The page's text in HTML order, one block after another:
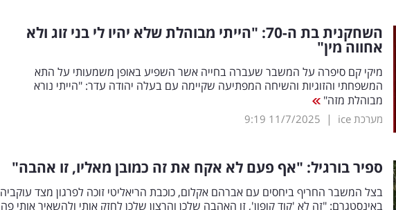
השחקנית בת ה-70: "הייתי מבוהלת שלא יהיו לי בני זוג ולא
אחווה מין"
מיקי קם סיפרה על המשבר שעברה בחייה אשר השפיע באופן משמעותי על התא
המשפחתי והזוגיות והשיחה המפתיעה שקיימה עם בעלה יהודה עדר: "הייתי נורא
מבוהלת מזה"
מערכת ice |
11/7/2025
9:19
ספיר בורגיל: "אף פעם לא אקח את זה כמובן מאליו, זו אהבה"
בצל המשבר החריף ביחסים עם אברהם אקלום, כוכבת הריאליטי זוכה לפרגון מצד עוקביה
באינסטגרם: "זה לא 'קוד קופון', זו האהבה שלכן והרצון שלכן לחזק אותי ולהשאיר אותי פה